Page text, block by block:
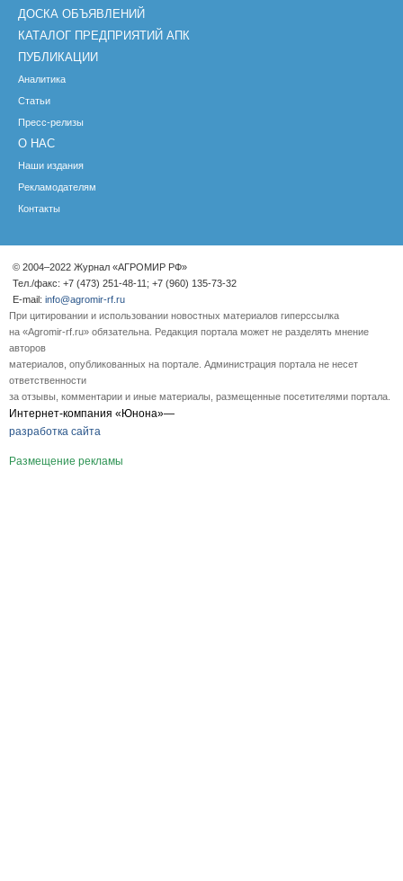
ДОСКА ОБЪЯВЛЕНИЙ
КАТАЛОГ ПРЕДПРИЯТИЙ АПК
ПУБЛИКАЦИИ
Аналитика
Статьи
Пресс-релизы
О НАС
Наши издания
Рекламодателям
Контакты
© 2004–2022 Журнал «АГРОМИР РФ»
Тел./факс: +7 (473) 251-48-11; +7 (960) 135-73-32
E-mail: info@agromir-rf.ru
При цитировании и использовании новостных материалов гиперссылка
на «Agromir-rf.ru» обязательна. Редакция портала может не разделять мнение
авторов
материалов, опубликованных на портале. Администрация портала не несет
ответственности
за отзывы, комментарии и иные материалы, размещенные посетителями портала.
Интернет-компания «Юнона»—
разработка сайта
Размещение рекламы